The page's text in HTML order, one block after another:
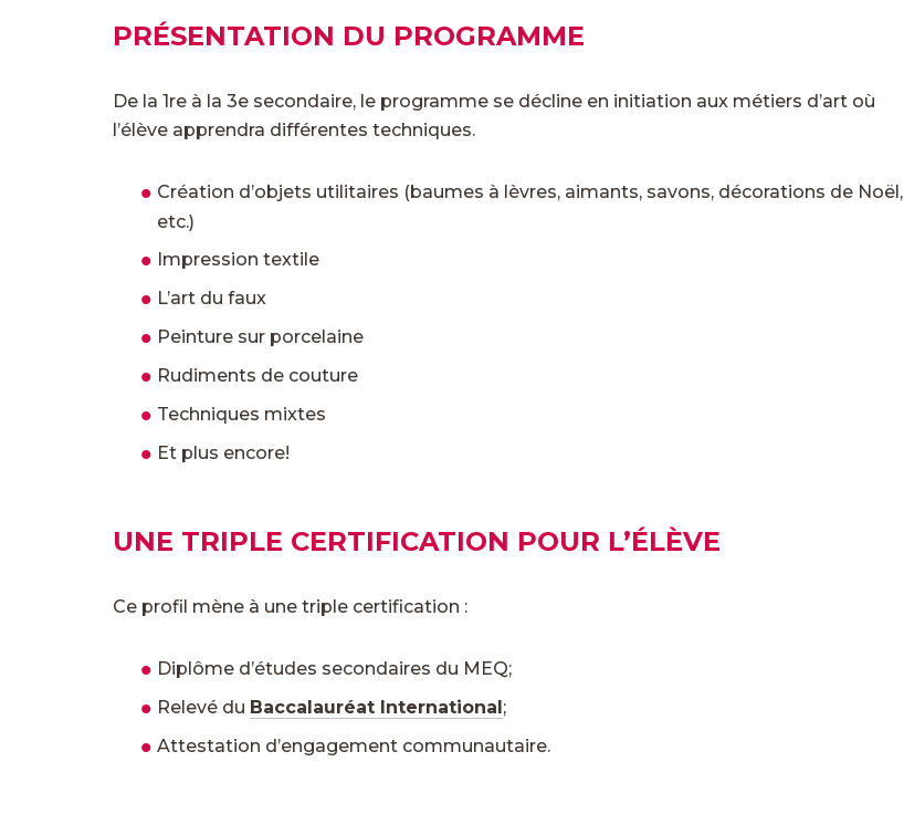
PRÉSENTATION DU PROGRAMME
De la 1re à la 3e secondaire, le programme se décline en initiation aux métiers d’art où
l’élève apprendra différentes techniques.
Création d’objets utilitaires (baumes à lèvres, aimants, savons, décorations de Noël,
etc.)
Impression textile
L’art du faux
Peinture sur porcelaine
Rudiments de couture
Techniques mixtes
Et plus encore!
UNE TRIPLE CERTIFICATION POUR L’ÉLÈVE
Ce profil mène à une triple certification :
Diplôme d’études secondaires du MEQ;
Relevé du Baccalauréat International;
Attestation d’engagement communautaire.